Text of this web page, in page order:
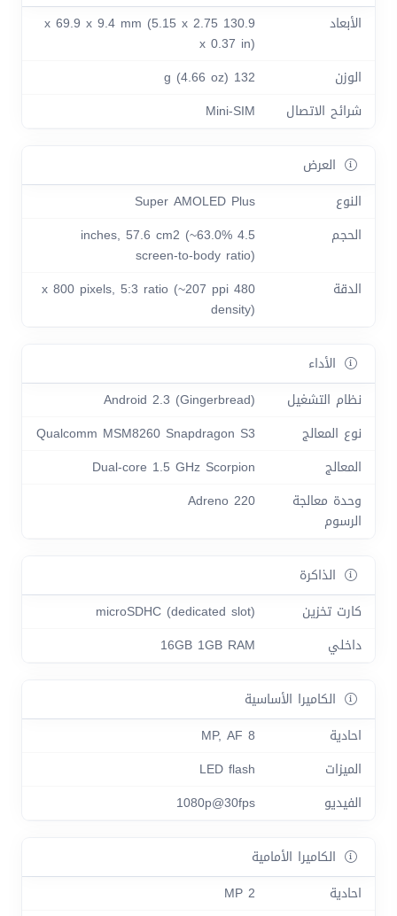
الأبعاد
130.9 x 69.9 x 9.4 mm (5.15 x 2.75
x 0.37 in)
الوزن
132 g (4.66 oz)
شرائح الاتصال
Mini-SIM
العرض
النوع
Super AMOLED Plus
الحجم
4.5 inches, 57.6 cm2 (~63.0%
screen-to-body ratio)
الدقة
480 x 800 pixels, 5:3 ratio (~207 ppi
density)
الأداء
نظام التشغيل
Android 2.3 (Gingerbread)
نوع المعالج
Qualcomm MSM8260 Snapdragon S3
المعالج
Dual-core 1.5 GHz Scorpion
وحدة معالجة
الرسوم
Adreno 220
الذاكرة
كارت تخزين
microSDHC (dedicated slot)
داخلي
16GB 1GB RAM
الكاميرا الأساسية
احادية
8 MP, AF
الميزات
LED flash
الفيديو
1080p@30fps
الكاميرا الأمامية
احادية
2 MP